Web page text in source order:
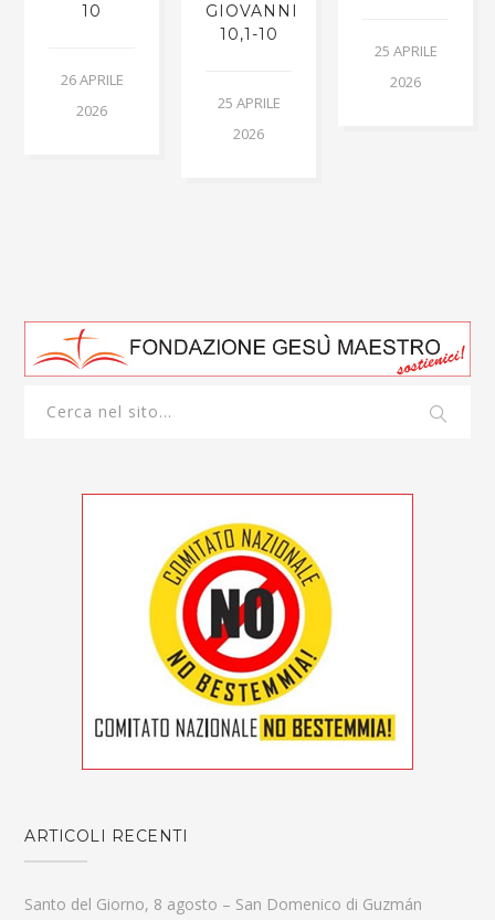
10
26 APRILE
2026
GIOVANNI
10,1-10
25 APRILE
2026
25 APRILE
2026
ARTICOLI RECENTI
Santo del Giorno, 8 agosto – San Domenico di Guzmán